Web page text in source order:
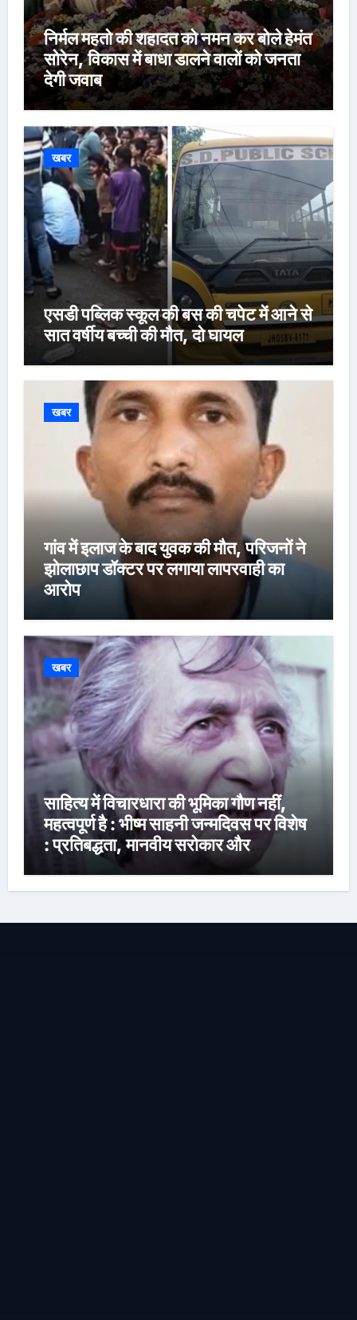
निर्मल महतो की शहादत को नमन कर बोले हेमंत
सोरेन, विकास में बाधा डालने वालों को जनता
देगी जवाब
खबर
एसडी पब्लिक स्कूल की बस की चपेट में आने से
सात वर्षीय बच्ची की मौत, दो घायल
खबर
गांव में इलाज के बाद युवक की मौत, परिजनों ने
झोलाछाप डॉक्टर पर लगाया लापरवाही का
आरोप
खबर
साहित्य में विचारधारा की भूमिका गौण नहीं,
महत्वपूर्ण है : भीष्म साहनी जन्मदिवस पर विशेष
: प्रतिबद्धता, मानवीय सरोकार और
रचनात्मक स्वतंत्रता के साहित्यकार